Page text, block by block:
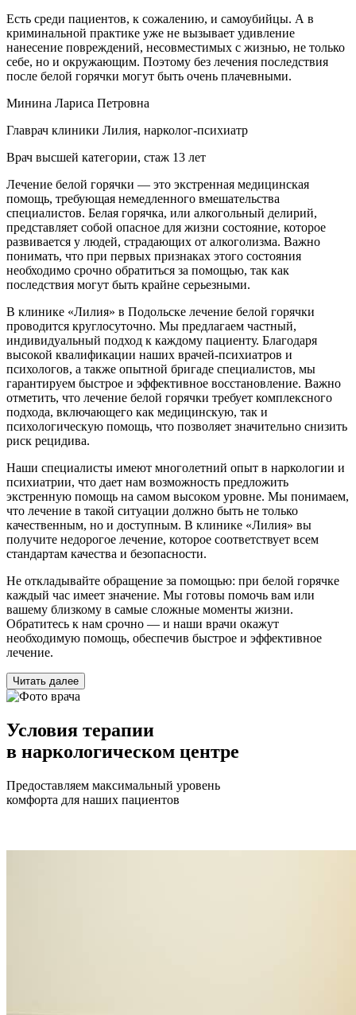
Есть среди пациентов, к сожалению, и самоубийцы. А в
криминальной практике уже не вызывает удивление
нанесение повреждений, несовместимых с жизнью, не только
себе, но и окружающим. Поэтому без лечения последствия
после белой горячки могут быть очень плачевными.
Минина Лариса Петровна
Главрач клиники Лилия, нарколог-психиатр
Врач высшей категории, стаж 13 лет
Лечение белой горячки — это экстренная медицинская
помощь, требующая немедленного вмешательства
специалистов. Белая горячка, или алкогольный делирий,
представляет собой опасное для жизни состояние, которое
развивается у людей, страдающих от алкоголизма. Важно
понимать, что при первых признаках этого состояния
необходимо срочно обратиться за помощью, так как
последствия могут быть крайне серьезными.
В клинике «Лилия» в Подольске лечение белой горячки
проводится круглосуточно. Мы предлагаем частный,
индивидуальный подход к каждому пациенту. Благодаря
высокой квалификации наших врачей-психиатров и
психологов, а также опытной бригаде специалистов, мы
гарантируем быстрое и эффективное восстановление. Важно
отметить, что лечение белой горячки требует комплексного
подхода, включающего как медицинскую, так и
психологическую помощь, что позволяет значительно снизить
риск рецидива.
Наши специалисты имеют многолетний опыт в наркологии и
психиатрии, что дает нам возможность предложить
экстренную помощь на самом высоком уровне. Мы понимаем,
что лечение в такой ситуации должно быть не только
качественным, но и доступным. В клинике «Лилия» вы
получите недорогое лечение, которое соответствует всем
стандартам качества и безопасности.
Не откладывайте обращение за помощью: при белой горячке
каждый час имеет значение. Мы готовы помочь вам или
вашему близкому в самые сложные моменты жизни.
Обратитесь к нам срочно — и наши врачи окажут
необходимую помощь, обеспечив быстрое и эффективное
лечение.
Читать далее
Условия терапии
в наркологическом центре
Предоставляем максимальный уровень
комфорта для наших пациентов